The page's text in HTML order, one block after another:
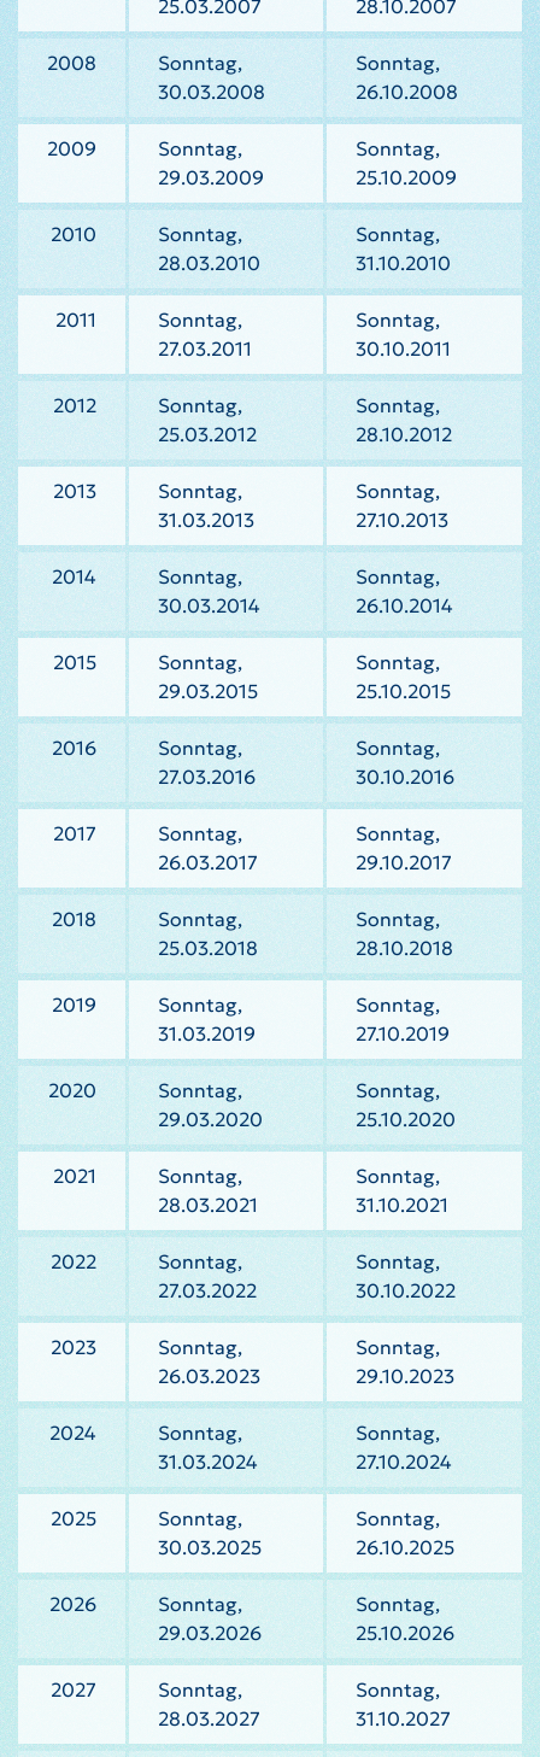
25.03.2007 28.10.2007
2008
Sonntag,
30.03.2008
Sonntag,
26.10.2008
2009
Sonntag,
29.03.2009
Sonntag,
25.10.2009
2010
Sonntag,
28.03.2010
Sonntag,
31.10.2010
2011
Sonntag,
27.03.2011
Sonntag,
30.10.2011
2012
Sonntag,
25.03.2012
Sonntag,
28.10.2012
2013
Sonntag,
31.03.2013
Sonntag,
27.10.2013
2014
Sonntag,
30.03.2014
Sonntag,
26.10.2014
2015
Sonntag,
29.03.2015
Sonntag,
25.10.2015
2016
Sonntag,
27.03.2016
Sonntag,
30.10.2016
2017
Sonntag,
26.03.2017
Sonntag,
29.10.2017
2018
Sonntag,
25.03.2018
Sonntag,
28.10.2018
2019
Sonntag,
31.03.2019
Sonntag,
27.10.2019
2020
Sonntag,
29.03.2020
Sonntag,
25.10.2020
2021
Sonntag,
28.03.2021
Sonntag,
31.10.2021
2022
Sonntag,
27.03.2022
Sonntag,
30.10.2022
2023
Sonntag,
26.03.2023
Sonntag,
29.10.2023
2024
Sonntag,
31.03.2024
Sonntag,
27.10.2024
2025
Sonntag,
30.03.2025
Sonntag,
26.10.2025
2026
Sonntag,
29.03.2026
Sonntag,
25.10.2026
2027
Sonntag,
28.03.2027
Sonntag,
31.10.2027